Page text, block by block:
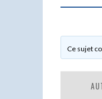
Ce sujet